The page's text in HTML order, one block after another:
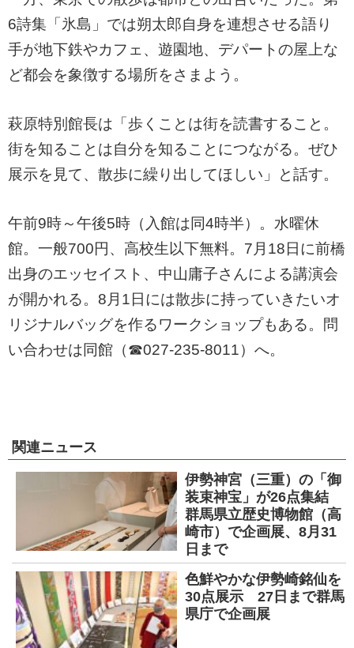
6詩集「氷島」では朔太郎自身を連想させる語り
手が地下鉄やカフェ、遊園地、デパートの屋上な
ど都会を象徴する場所をさまよう。
萩原特別館長は「歩くことは街を読書すること。
街を知ることは自分を知ることにつながる。ぜひ
展示を見て、散歩に繰り出してほしい」と話す。
午前9時～午後5時（入館は同4時半）。水曜休
館。一般700円、高校生以下無料。7月18日に前橋
出身のエッセイスト、中山庸子さんによる講演会
が開かれる。8月1日には散歩に持っていきたいオ
リジナルバッグを作るワークショップもある。問
い合わせは同館（☎027-235-8011）へ。
関連ニュース
伊勢神宮（三重）の「御
装束神宝」が26点集結
群馬県立歴史博物館（高
崎市）で企画展、8月31
日まで
色鮮やかな伊勢崎銘仙を
30点展示 27日まで群馬
県庁で企画展